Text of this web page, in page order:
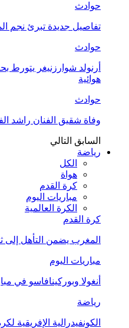
حوادث
تفاصيل جديدة تبرئ نجم
حوادث
أرنولد شوارزنيغر
هوائية
حوادث
وفاة شقيق الفنان راشد
السابق التالي
رياضة
الكل
هواة
كرة القدم
مباريات اليوم
الكرة العالمية
كرة القدم
المغرب يضمن التأهل إلى ثمن
مباريات اليوم
أنغولا وبوركينافاسو في
رياضة
الكونفيدرالية الإفريقية